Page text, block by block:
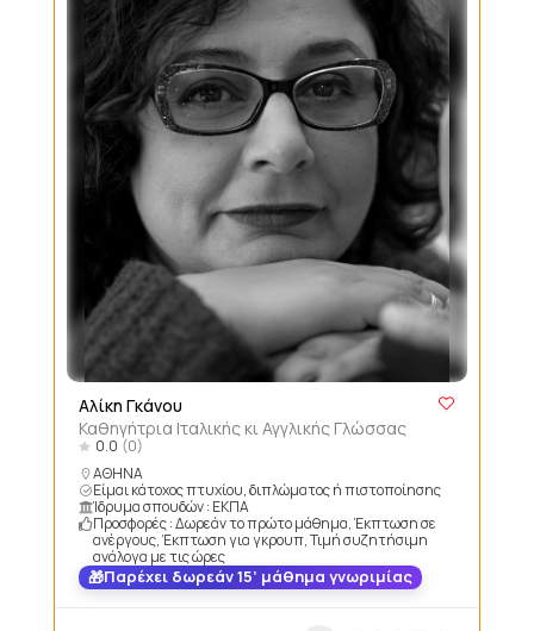
Αλίκη Γκάνου
Καθηγήτρια Ιταλικής κι Αγγλικής Γλώσσας
0.0 (0)
ΑΘΗΝΑ
Είμαι κάτοχος πτυχίου, διπλώματος ή πιστοποίησης
Ίδρυμα σπουδών : ΕΚΠΑ
Προσφορές : Δωρεάν το πρώτο μάθημα, Έκπτωση σε
ανέργους, Έκπτωση για γκρουπ, Τιμή συζητήσιμη
ανάλογα με τις ώρες
Παρέχει δωρεάν 15’ μάθημα γνωριμίας